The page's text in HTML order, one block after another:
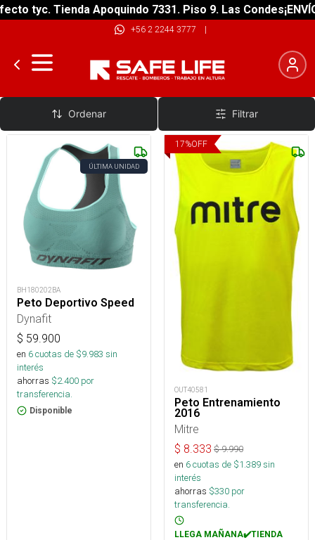
tyc. Tienda Apoquindo 7331. Piso 9. Las Condes
+56 2 2244 3777 |
Petos Entrenamiento
Ordenar Filtrar
ÚLTIMA UNIDAD
BH180202BA
Peto Deportivo Speed
Dynafit
$ 59.900
en 6cuotas de $9.983 sin
interés
ahorras $2.400 por
transferencia.
Disponible
17%OFF
OUT40581
Peto Entrenamiento
2016
Mitre
$ 8.333 $9.990
en 6cuotas de $1.389sin
interés
ahorras $330 por
transferencia.
LLEGA MAÑANA✔️TIENDA